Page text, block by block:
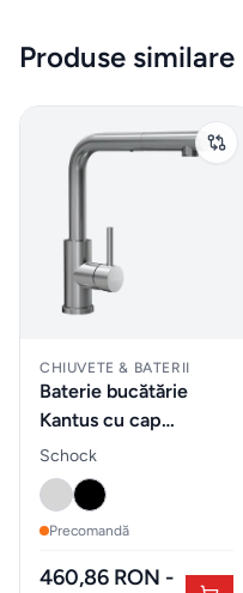
apa
Cutii
si bar
Parfumuri
Produse similare
CHIUVETE & BATERII
Baterie bucătărie
Kantus cu cap
extractibil - Schock
Schock
Precomandă
460,86 RON -